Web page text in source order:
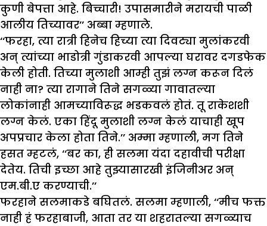
कुणी बेपत्ता आहे. बिच्चारी! उपासमारीने मरायची पाळी
आलीय तिच्यावर’’ अब्बा म्हणाले.
‘‘फरहा, त्या रात्री हिनेच हिच्या त्या दिवट्या मुलांकरवी
अन् त्यांच्या भाडोत्री गुंडाकरवी आपल्या घरावर दगडफेक
केली होती. तिच्या मुलाशी आम्ही तुझं लग्न करून दिलं
नाही ना? त्या रागाने तिने सगळ्या गावातल्या
लोकांनाही आमच्याविरूद्ध भडकवलं होतं. तू राकेशशी
लग्न केलं. एका हिंदू मुलाशी लग्न केलं याचाही खूप
अपप्रचार केला होता तिने.’’ अम्मा म्हणाली, मग तिने
हसत म्हटलं, ‘‘बर का, ही सलमा यंदा दहावीची परीक्षा
देतेय. तिची इच्छा आहे तुझ्यासारखी इंजिनीअर अन्
एम.बी.ए करण्याची.’’
फरहाने सलमाकडे बघितलं. सलमा म्हणाली, ‘‘मीच फक्त
नाही हं फरहाबाजी, आता तर या शहरातल्या सगळ्याच